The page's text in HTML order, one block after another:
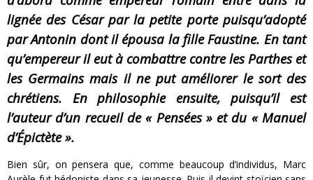
lignée des César par la petite porte puisqu’adopté
par Antonin dont il épousa la fille Faustine. En tant
qu’empereur il eut à combattre contre les Parthes et
les Germains mais il ne put améliorer le sort des
chrétiens. En philosophie ensuite, puisqu’il est
l’auteur d’un recueil de « Pensées » et du « Manuel
d’Épictète ».
Bien sûr, on pensera que, comme beaucoup d’individus, Marc